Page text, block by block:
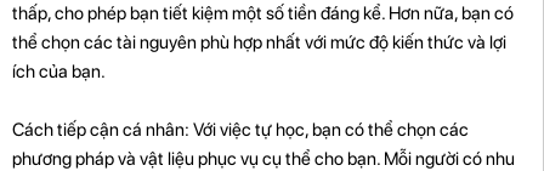
thấp, cho phép bạn tiết kiệm một số tiền đáng kể. Hơn nữa, bạn có
thể chọn các tài nguyên phù hợp nhất với mức độ kiến ​​thức và lợi
ích của bạn.
Cách tiếp cận cá nhân: Với việc tự học, bạn có thể chọn các
phương pháp và vật liệu phục vụ cụ thể cho bạn. Mỗi người có nhu